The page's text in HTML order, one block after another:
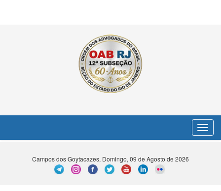
Toggle
Campos dos Goytacazes, Domingo, 09 de Agosto de 2026